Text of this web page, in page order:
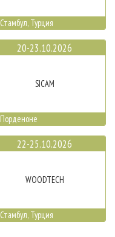
Стамбул, Турция
20-23.10.2026
SICAM
Порденоне
22-25.10.2026
WOODTECH
Стамбул, Турция